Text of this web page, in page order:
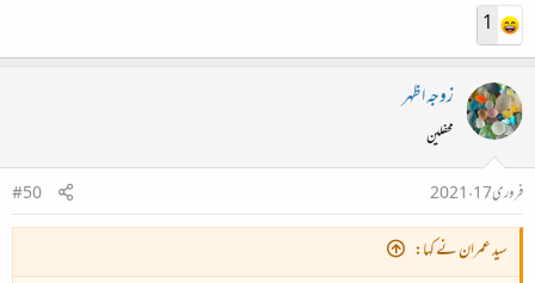
1
زوجہ اظہر
محفلین
فروری 17، 2021
#50
سید عمران نے کہا: